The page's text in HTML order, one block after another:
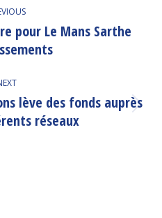
Previous
post:
pour Le Mans Sarthe
Next
post:
lève des fonds auprès
réseaux